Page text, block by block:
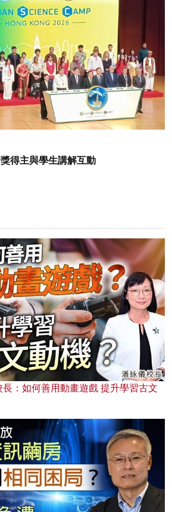
得主與學生講解互動
：如何善用動畫遊戲 提升學習古文